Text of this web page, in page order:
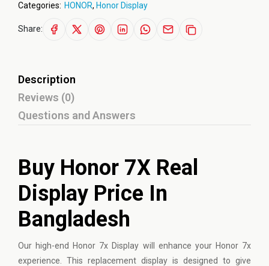
Categories: HONOR, Honor Display
Share:
Description
Reviews (0)
Questions and Answers
Buy Honor 7X Real
Display Price In
Bangladesh
Our high-end Honor 7x Display will enhance your Honor 7x
experience. This replacement display is designed to give